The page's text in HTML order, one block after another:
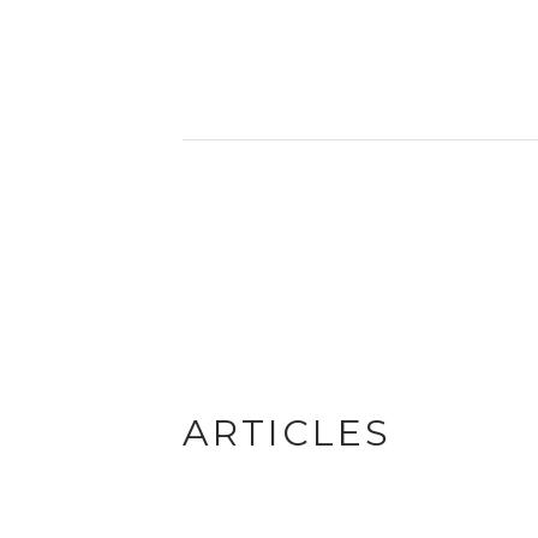
ARTICLES